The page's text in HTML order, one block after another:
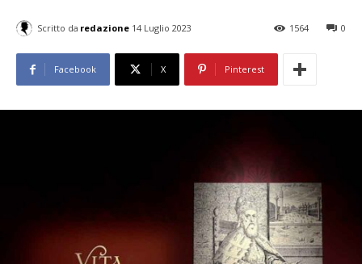
Scritto da redazione 14 Luglio 2023 0
1564
Facebook X Pinterest